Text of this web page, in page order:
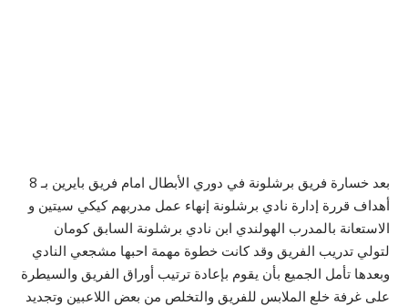
بعد خسارة فريق برشلونة في دوري الأبطال امام فريق بايرين بـ 8
أهداف قررة إدارة نادي برشلونة إنهاء عمل مدربهم كيكي سيتين و
الاستعانة بالمدرب الهولندي ابن نادي برشلونة السابق كومان
لتولي تدريب الفريق وقد كانت خطوة مهمة احبها مشجعي النادي
وبعدها تأمل الجميع بأن يقوم بإعادة ترتيب أوراق الفريق والسيطرة
على غرفة خلع الملابس للفريق والتخلص من بعض اللاعبين وتجديد